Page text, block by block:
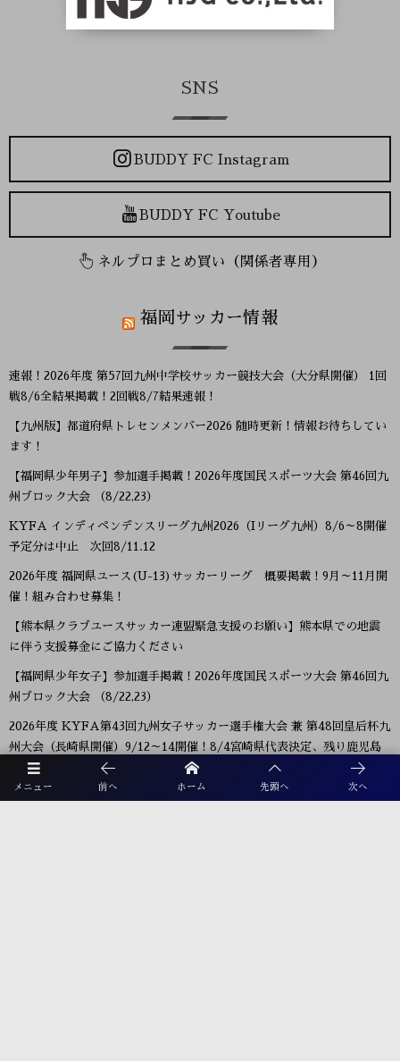
メニュー 前へ ホーム 先頭へ 次へ
SNS
BUDDY FC Instagram
BUDDY FC Youtube
ネルプロまとめ買い（関係者専用）
福岡サッカー情報
速報！2026年度 第57回九州中学校サッカー競技大会（大分県開催） 1回
戦8/6全結果掲載！2回戦8/7結果速報！
【九州版】都道府県トレセンメンバー2026 随時更新！情報お待ちしてい
ます！
【福岡県少年男子】参加選手掲載！2026年度国民スポーツ大会 第46回九
州ブロック大会 （8/22,23）
KYFA インディペンデンスリーグ九州2026（Iリーグ九州）8/6～8開催
予定分は中止 次回8/11.12
2026年度 福岡県ユース(U-13)サッカーリーグ 概要掲載！9月～11月開
催！組み合わせ募集！
【熊本県クラブユースサッカー連盟緊急支援のお願い】熊本県での地震
に伴う支援募金にご協力ください
【福岡県少年女子】参加選手掲載！2026年度国民スポーツ大会 第46回九
州ブロック大会 （8/22,23）
2026年度 KYFA第43回九州女子サッカー選手権大会 兼 第48回皇后杯九
州大会（長崎県開催）9/12～14開催！8/4宮崎県代表決定、残り鹿児島
8/9決定予定！